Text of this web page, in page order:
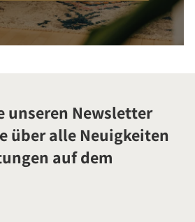
unseren Newsletter
über alle Neuigkeiten
auf dem